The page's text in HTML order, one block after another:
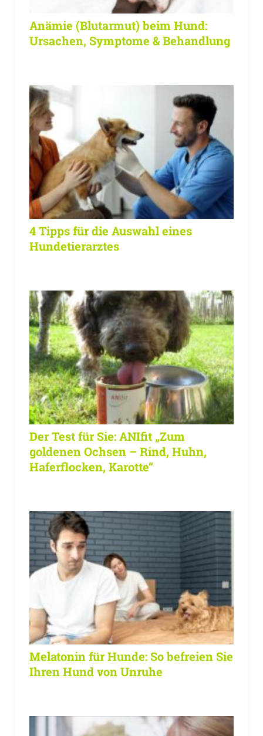
Anämie (Blutarmut) beim Hund:
Ursachen, Symptome & Behandlung
4 Tipps für die Auswahl eines
Hundetierarztes
Der Test für Sie: ANIfit „Zum
goldenen Ochsen – Rind, Huhn,
Haferflocken, Karotte“
Melatonin für Hunde: So befreien Sie
Ihren Hund von Unruhe